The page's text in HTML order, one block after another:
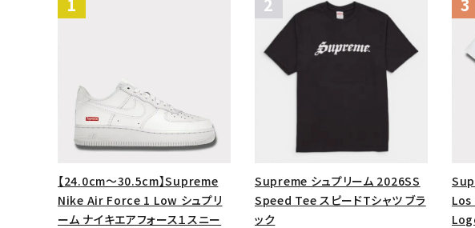
【24.0cm～30.5cm】Supreme
Nike Air Force 1 Low シュプリ
ーム ナイキエアフォース１スニー
Supreme シュプリーム 2026SS
Speed Tee スピードTシャツ ブラ
ック